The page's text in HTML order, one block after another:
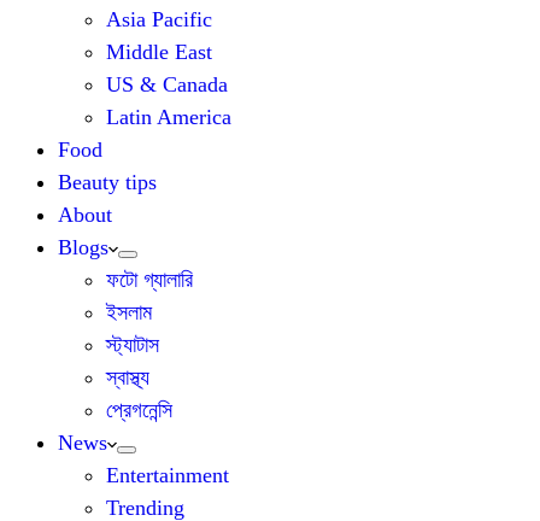
Asia Pacific
Middle East
US & Canada
Latin America
Food
Beauty tips
About
Blogs
ফটো গ্যালারি
ইসলাম
স্ট্যাটাস
স্বাস্থ্য
প্রেগনেন্সি
News
Entertainment
Trending